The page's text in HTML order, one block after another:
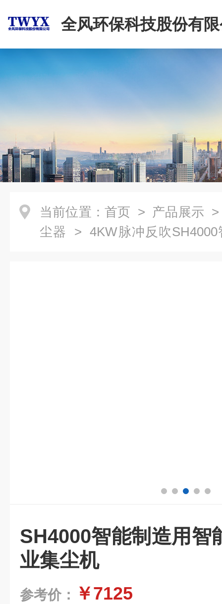
全风环保科技股份有
当前位置： 首页 > 产品展示
尘器 > 4KW脉冲反吹
SH4000智能制造用智
业集尘机
参考价： ￥7125